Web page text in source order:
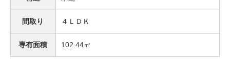
間取り ４ＬＤＫ
専有面積 102.44㎡